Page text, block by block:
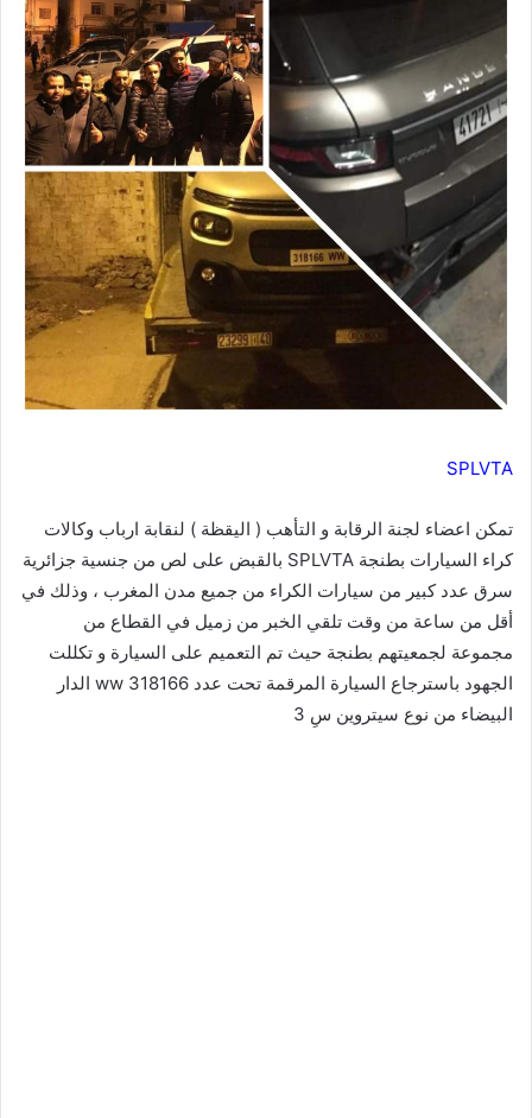
SPLVTA
تمكن اعضاء لجنة الرقابة و التأهب ( اليقظة ) لنقابة ارباب وكالات
كراء السيارات بطنجة SPLVTA بالقبض على لص من جنسية جزائرية
سرق عدد كبير من سيارات الكراء من جميع مدن المغرب ، وذلك في
أقل من ساعة من وقت تلقي الخبر من زميل في القطاع من
مجموعة لجمعيتهم بطنجة حيث تم التعميم على السيارة و تكللت
الجهود باسترجاع السيارة المرقمة تحت عدد 318166 ww الدار
البيضاء من نوع سيتروين سِ 3